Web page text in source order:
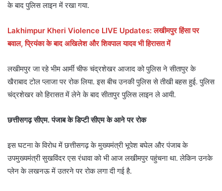
के बाद पुलिस लाइन में रखा गया.
Lakhimpur Kheri Violence LIVE Updates: लखीमपुर हिंसा पर
बवाल, प्रियंका के बाद अखिलेश और शिवपाल यादव भी हिरासत में
लखीमपुर जा रहे भीम आर्मी चीफ चंद्रशेखर आजाद को पुलिस ने सीतापुर के
खैराबाद टोल प्लाजा पर रोक लिया. इस बीच उनकी पुलिस से तीखी बहस हुई. पुलिस
चंद्रशेखर को हिरासत में लेने के बाद सीतापुर पुलिस लाइन ले आयी.
छत्तीसगढ़ सीएम. पंजाब के डिप्टी सीएम के आने पर रोक
इस घटना के विरोध में छत्तीसगढ़ के मुख्यमंत्री भूपेश बघेल और पंजाब के
उपमुख्यमंत्री सुखविंदर एस रंधावा को भी आज लखीमपुर पहुंचना था. लेकिन उनके
प्लेन के लखनऊ में उतरने पर रोक लगा दी गई है.